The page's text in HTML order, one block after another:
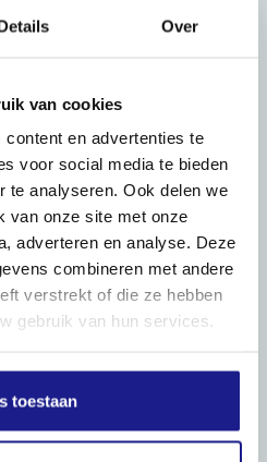
Over
van cookies
en advertenties te
voor social media te bieden
te analyseren. Ook delen we
van onze site met onze
adverteren en analyse. Deze
combineren met andere
verstrekt of die ze hebben
gebruik van hun services.
toestaan
07:30 - 17:00